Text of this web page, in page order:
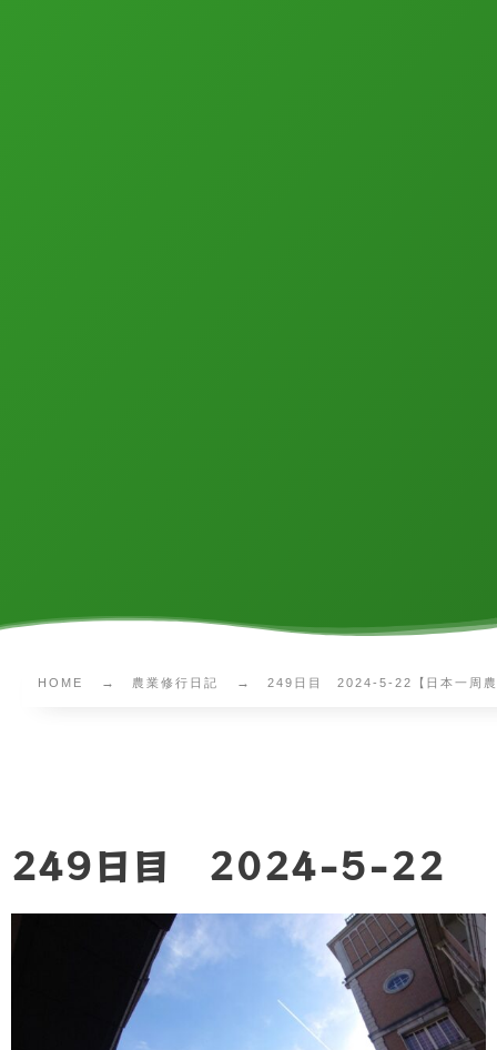
HOME 農業修行日記 249日目 2024-5-22【日本一周
249日目 2024-5-22